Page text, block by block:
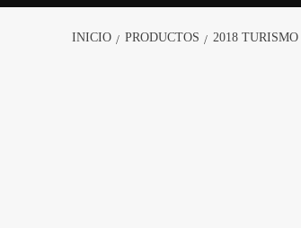
INICIO PRODUCTOS 2018